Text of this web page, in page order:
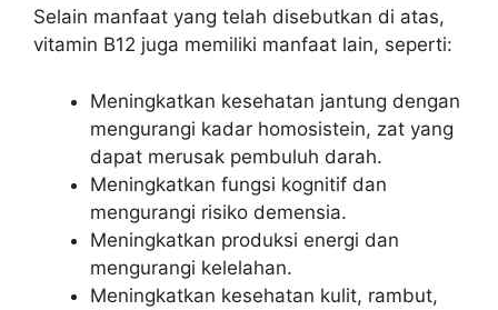
Selain manfaat yang telah disebutkan di atas,
vitamin B12 juga memiliki manfaat lain, seperti:
Meningkatkan kesehatan jantung dengan
mengurangi kadar homosistein, zat yang
dapat merusak pembuluh darah.
Meningkatkan fungsi kognitif dan
mengurangi risiko demensia.
Meningkatkan produksi energi dan
mengurangi kelelahan.
Meningkatkan kesehatan kulit, rambut,